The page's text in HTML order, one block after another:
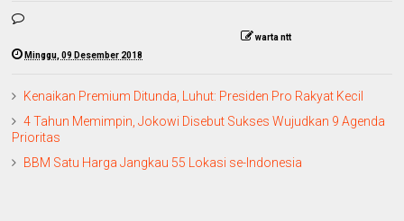
warta ntt
Minggu, 09 Desember 2018
Kenaikan Premium Ditunda, Luhut: Presiden Pro Rakyat Kecil
4 Tahun Memimpin, Jokowi Disebut Sukses Wujudkan 9 Agenda
Prioritas
BBM Satu Harga Jangkau 55 Lokasi se-Indonesia